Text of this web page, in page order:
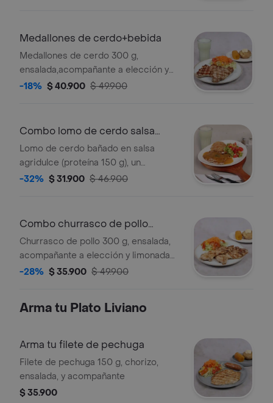
Medallones de cerdo+bebida
Medallones de cerdo 300 g,
ensalada,acompañante a elección y
bebida postobon 400ml o limonada
-18% $ 40.900 $ 49.900
Combo lomo de cerdo salsa
tropical 150g
Lomo de cerdo bañado en salsa
agridulce (proteína 150 g), un
equilibrio perfecto entre dulzura y
bebida postobon o limonada natural
-32% $ 31.900 $ 46.900
Combo churrasco de pollo
limonada
Churrasco de pollo 300 g, ensalada,
acompañante a elección y limonada
natural.
-28% $ 35.900 $ 49.900
Arma tu Plato Liviano
Arma tu filete de pechuga
Filete de pechuga 150 g, chorizo,
ensalada, y acompañante
$ 35.900